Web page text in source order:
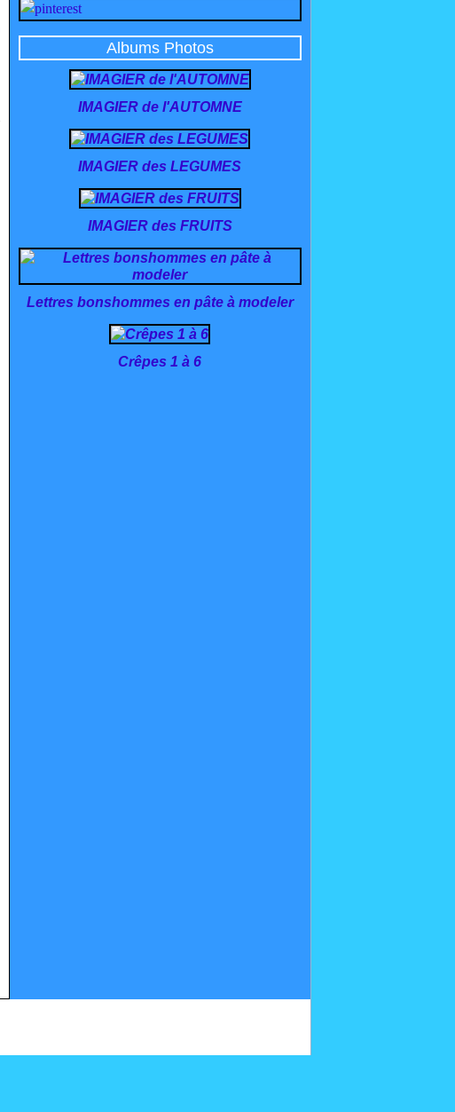
Albums Photos
IMAGIER de l'AUTOMNE
IMAGIER des LEGUMES
IMAGIER des FRUITS
Lettres bonshommes en pâte à modeler
Crêpes 1 à 6